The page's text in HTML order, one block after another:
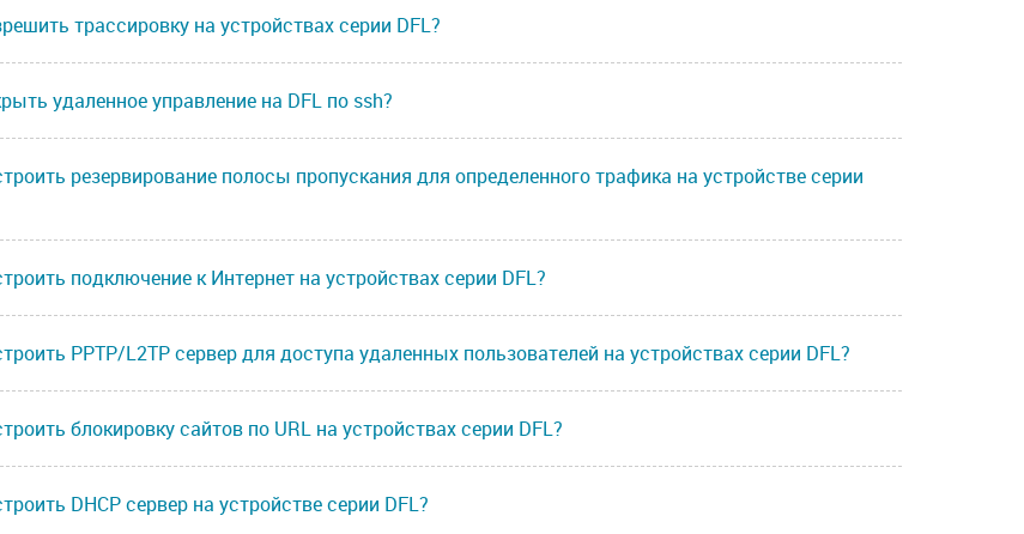
трассировку на устройствах серии DFL?
удаленное управление на DFL по ssh?
резервирование полосы пропускания для определенного трафика на устройстве серии
подключение к Интернет на устройствах серии DFL?
PPTP/L2TP сервер для доступа удаленных пользователей на устройствах серии DFL?
блокировку сайтов по URL на устройствах серии DFL?
DHCP сервер на устройстве серии DFL?